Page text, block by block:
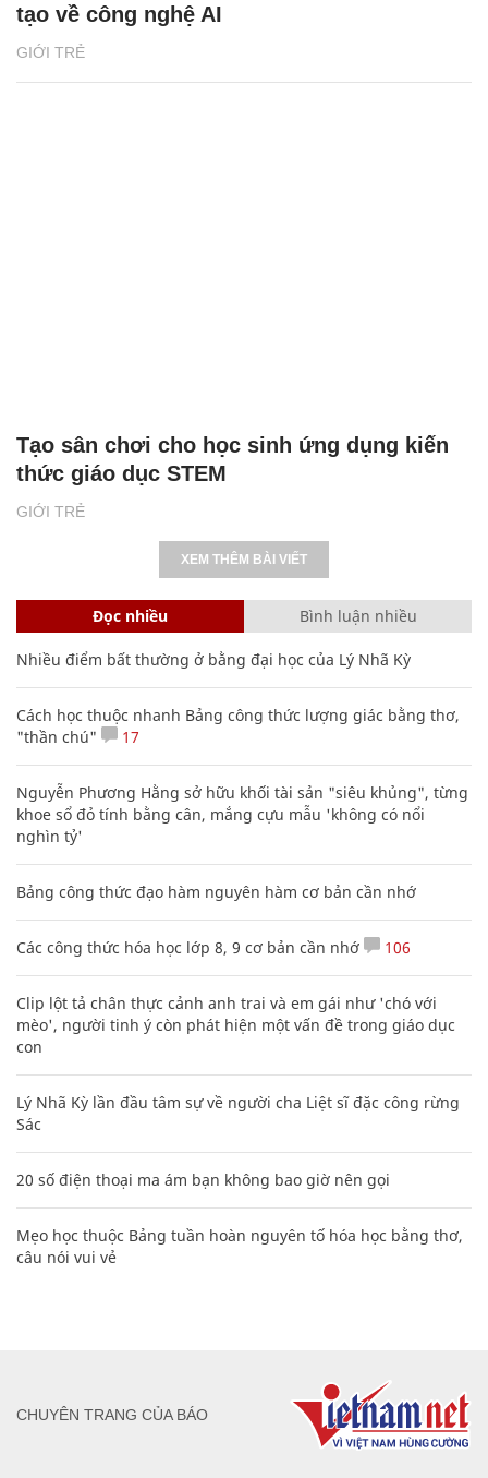
GIỚI TRẺ
tạo về công nghệ AI
GIỚI TRẺ
Tạo sân chơi cho học sinh ứng dụng kiến
thức giáo dục STEM
XEM THÊM BÀI VIẾT
Đọc nhiều Bình luận nhiều
Nhiều điểm bất thường ở bằng đại học của Lý Nhã Kỳ
Cách học thuộc nhanh Bảng công thức lượng giác bằng thơ,
"thần chú"
17
Nguyễn Phương Hằng sở hữu khối tài sản "siêu khủng", từng
khoe sổ đỏ tính bằng cân, mắng cựu mẫu 'không có nổi
nghìn tỷ'
Bảng công thức đạo hàm nguyên hàm cơ bản cần nhớ
Các công thức hóa học lớp 8, 9 cơ bản cần nhớ 106
Clip lột tả chân thực cảnh anh trai và em gái như 'chó với
mèo', người tinh ý còn phát hiện một vấn đề trong giáo dục
con
Lý Nhã Kỳ lần đầu tâm sự về người cha Liệt sĩ đặc công rừng
Sác
20 số điện thoại ma ám bạn không bao giờ nên gọi
Mẹo học thuộc Bảng tuần hoàn nguyên tố hóa học bằng thơ,
câu nói vui vẻ
CHUYÊN TRANG CỦA BÁO